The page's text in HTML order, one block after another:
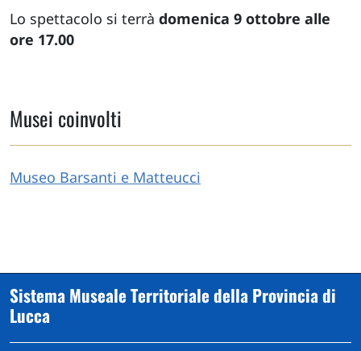
Lo spettacolo si terrà domenica 9 ottobre alle
ore 17.00
Musei coinvolti
Museo Barsanti e Matteucci
Sistema Museale Territoriale della Provincia di
Lucca